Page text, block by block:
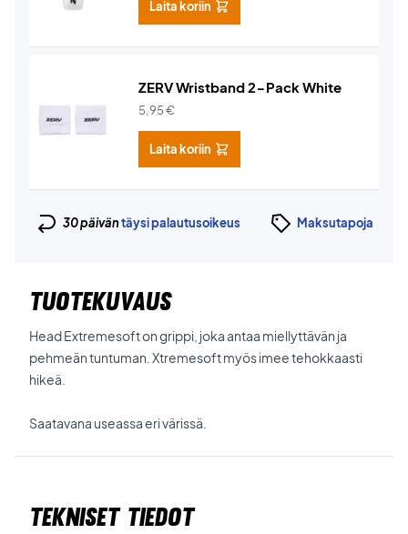
Laita koriin
ZERV Wristband 2-Pack White
5,95€
Laita koriin
30 päiväntäysi palautusoikeus Maksutapoja
TUOTEKUVAUS
Head Extremesoft on grippi, joka antaa miellyttävän ja
pehmeän tuntuman. Xtremesoft myös imee tehokkaasti
hikeä.
Saatavana useassa eri värissä.
Tekniset tiedot